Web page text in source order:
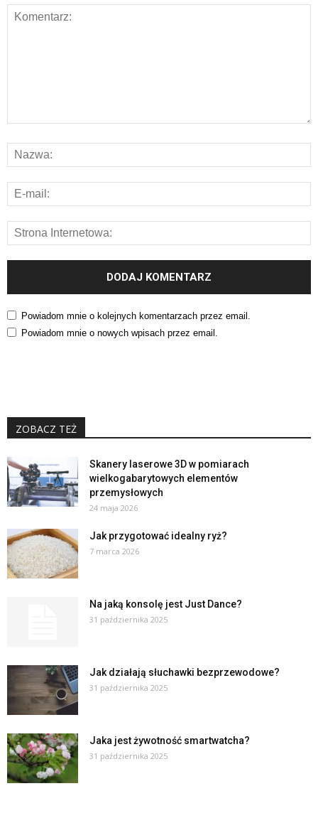
Powiadom mnie o kolejnych komentarzach przez email.
Powiadom mnie o nowych wpisach przez email.
ZOBACZ TEŻ
Skanery laserowe 3D w pomiarach
wielkogabarytowych elementów
przemysłowych
24 maja 2026
Jak przygotować idealny ryż?
7 marca 2026
Na jaką konsolę jest Just Dance?
31 października 2025
Jak działają słuchawki bezprzewodowe?
31 października 2025
Jaka jest żywotność smartwatcha?
31 października 2025